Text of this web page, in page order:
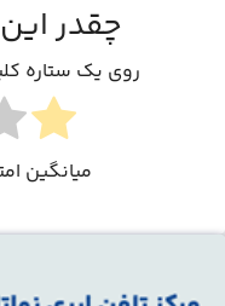
چقدر
روی یک ستاره
میانگین